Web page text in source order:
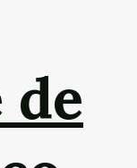
de